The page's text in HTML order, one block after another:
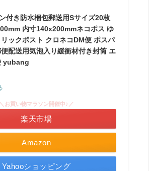
付き防水梱包郵送用Sサイズ20枚
内寸140x200mmネコポス ゆ
ックポスト クロネコDM便 ポスパ
配送用気泡入り緩衝材付き封筒 エ
yubang
Amazon
＼お買い物マラソン開催中♪／
楽天市場
Yahooショッピング